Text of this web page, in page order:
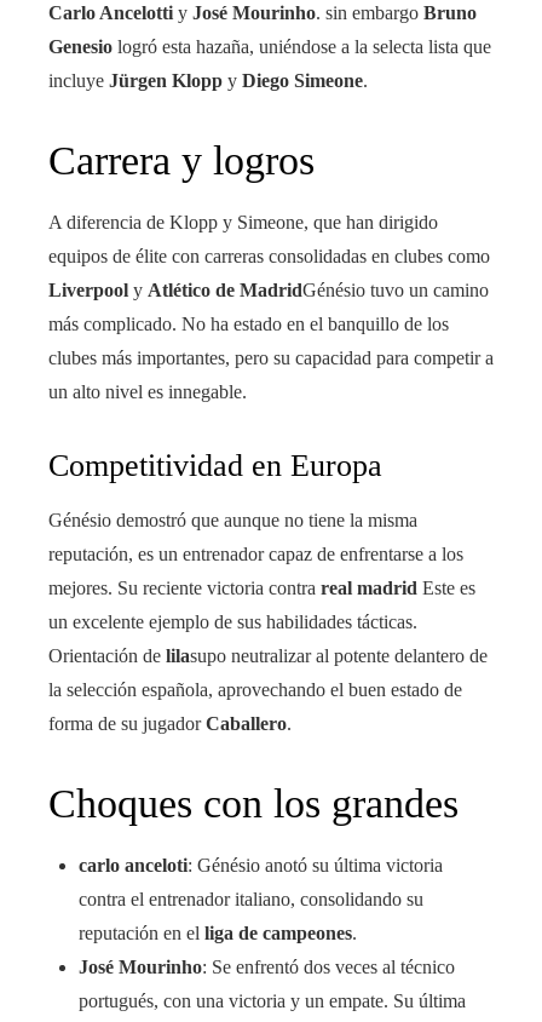
Carlo Ancelotti y José Mourinho. sin embargo Bruno
Genesio logró esta hazaña, uniéndose a la selecta lista que
incluye Jürgen Klopp y Diego Simeone.
Carrera y logros
A diferencia de Klopp y Simeone, que han dirigido
equipos de élite con carreras consolidadas en clubes como
Liverpool y Atlético de MadridGénésio tuvo un camino
más complicado. No ha estado en el banquillo de los
clubes más importantes, pero su capacidad para competir a
un alto nivel es innegable.
Competitividad en Europa
Génésio demostró que aunque no tiene la misma
reputación, es un entrenador capaz de enfrentarse a los
mejores. Su reciente victoria contra real madrid Este es
un excelente ejemplo de sus habilidades tácticas.
Orientación de lilasupo neutralizar al potente delantero de
la selección española, aprovechando el buen estado de
forma de su jugadorCaballero.
Choques con los grandes
carlo anceloti: Génésio anotó su última victoria
contra el entrenador italiano, consolidando su
reputación en el liga de campeones.
José Mourinho: Se enfrentó dos veces al técnico
portugués, con una victoria y un empate. Su última